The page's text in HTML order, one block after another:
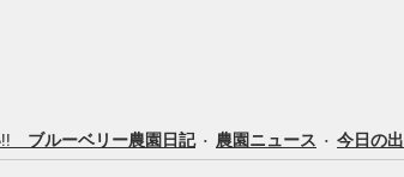
!! ブルーベリー農園日記
農園ニュース 今日の